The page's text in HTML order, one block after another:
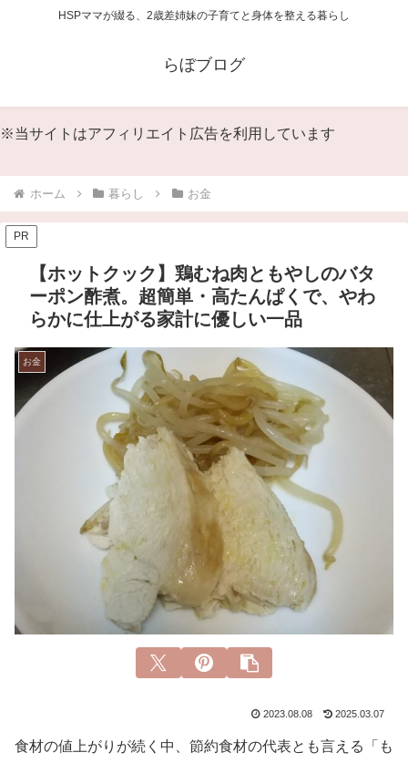
HSPママが綴る、2歳差姉妹の子育てと身体を整える暮らし
らぼブログ
※当サイトはアフィリエイト広告を利用しています
ホーム 暮らし お金
PR
【ホットクック】鶏むね肉ともやしのバタ
ーポン酢煮。超簡単・高たんぱくで、やわ
らかに仕上がる家計に優しい一品
お金
2023.08.08 2025.03.07
食材の値上がりが続く中、節約食材の代表とも言える「も